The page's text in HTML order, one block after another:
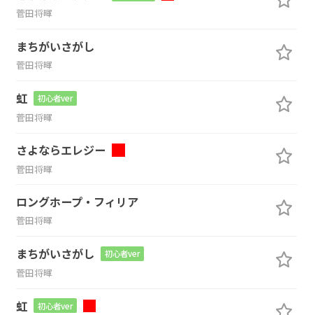
菅田将暉
まちがいさがし
菅田将暉
虹 初心者ver
菅田将暉
さよならエレジー
菅田将暉
ロングホープ・フィリア
菅田将暉
まちがいさがし 初心者ver
菅田将暉
虹 初心者ver